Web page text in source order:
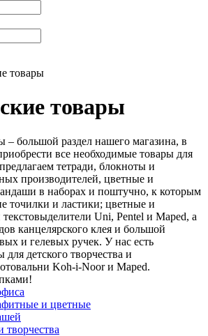
товары
товары
– большой раздел нашего магазина, в
все необходимые товары для
тетради, блокноты и
производителей, цветные и
в наборах и поштучно, к которым
точилки и ластики; цветные и
Uni, Pentel и Maped, а
канцелярского клея и большой
и гелевых ручек. У нас есть
детского творчества и
Koh-i-Noor и Maped.
и цветные